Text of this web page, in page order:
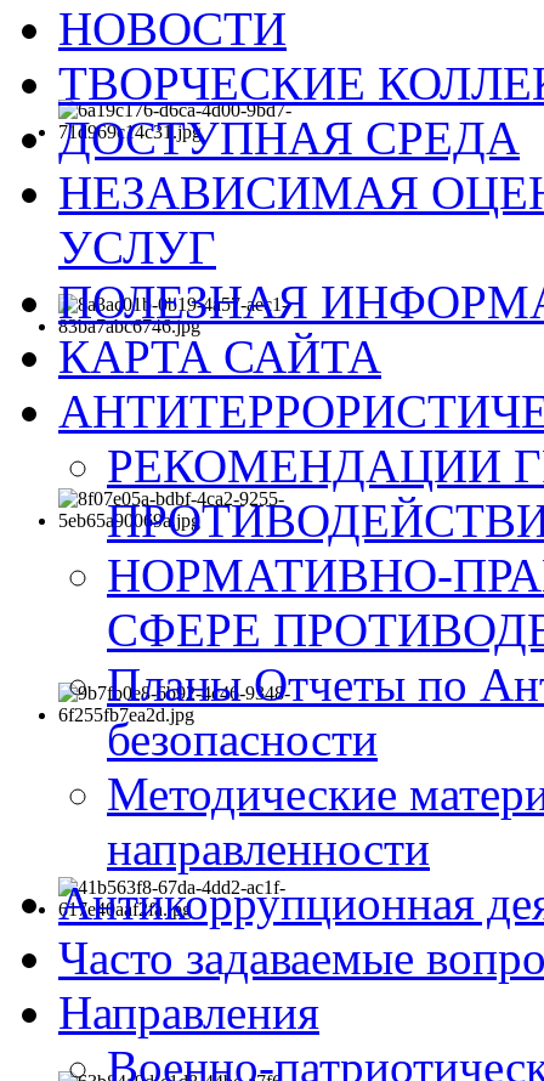
НОВОСТИ
ТВОРЧЕСКИЕ
ДОСТУПНАЯ СРЕДА
НЕЗАВИСИМАЯ
УСЛУГ
ПОЛЕЗНАЯ
КАРТА САЙТА
РЕКОМЕНДАЦИИ
НОРМАТИВНО-
СФЕРЕ
Планы Отчеты по
безопасности
Методические
направленности
Антикоррупционная
Часто задаваемые
Направления
Военно-